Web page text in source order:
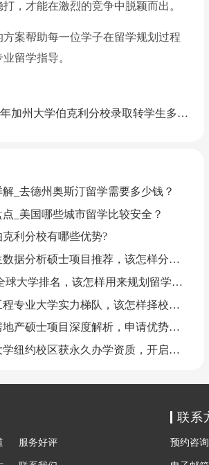
，才能在激烈的竞争中脱颖而出。
案帮助每一位学子在留学规划过程
留学指导。
加州大学伯克利分校录取转学生多少人？
解_去德州奥斯汀留学需要多少钱？
点_美国哪些城市留学比较安全？
利分校有哪些优势?
美国研究生数据分析硕士项目推荐，该怎样分层选校?
2026THE 全球大学排名，该怎样用来规划留学择校?
美国机械工程专业大学实力梯队，该怎样择校申请?
纽约大学房地产硕士项目深度解析，申请优势有哪些?
美国东北大学纽约校区获永久办学资质，开启曼哈顿本科教育新篇章
服务好评
联系
预约咨